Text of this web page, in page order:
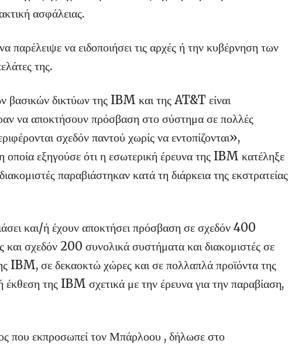
ασφάλειας.
παρέλειψε να ειδοποιήσει τις αρχές ή την κυβέρνηση των
της.
βασικών δικτύων της IBM και της AT&T είναι
να αποκτήσουν πρόσβαση στο σύστημα σε πολλές
σχεδόν παντού χωρίς να εντοπίζονται»,
οποία εξηγούσε ότι η εσωτερική έρευνα της IBM κατέληξε
παραβιάστηκαν κατά τη διάρκεια της εκστρατείας
και/ή έχουν αποκτήσει πρόσβαση σε σχεδόν 400
και σχεδόν 200 συνολικά συστήματα και διακομιστές σε
IBM, σε δεκαοκτώ χώρες και σε πολλαπλά προϊόντα της
της IBM σχετικά με την έρευνα για την παραβίαση,
που εκπροσωπεί τον Μπάρλοου , δήλωσε στο